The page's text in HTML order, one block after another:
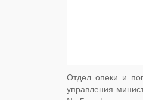
Отдел опеки и
управления